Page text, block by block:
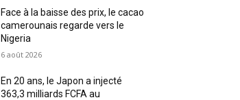
Face à la baisse des prix, le cacao
camerounais regarde vers le
Nigeria
6 août 2026
En 20 ans, le Japon a injecté
363,3 milliards FCFA au